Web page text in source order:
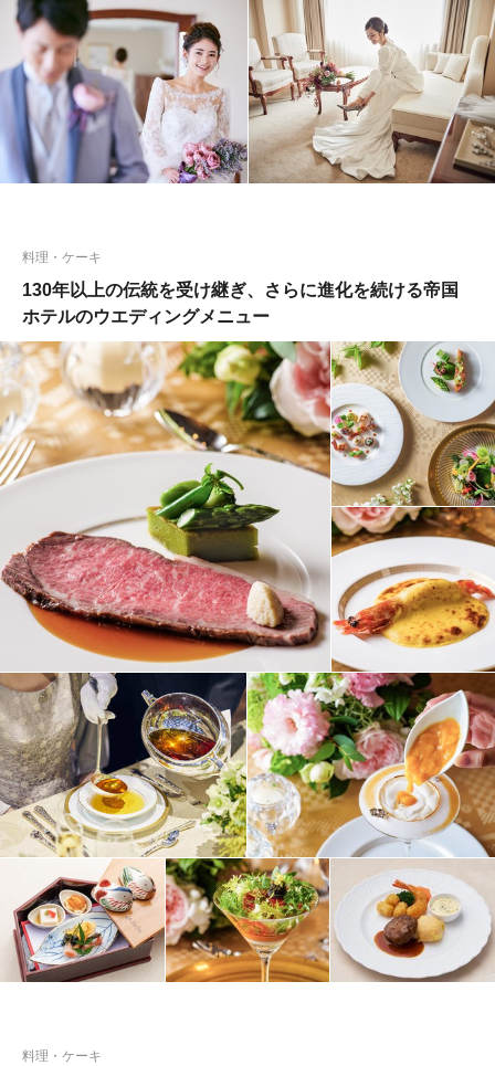
130年以上の伝統を受け継ぎ、さらに進化を続ける帝国
ホテルのウエディングメニュー
料理・ケーキ
料理・ケーキ